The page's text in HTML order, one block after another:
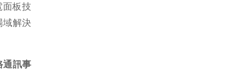
面板技
域解決
通訊事